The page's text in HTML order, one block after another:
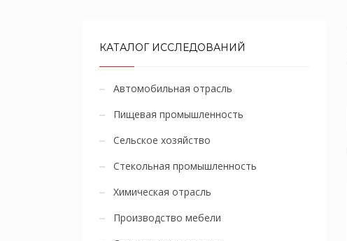
КАТАЛОГ ИССЛЕДОВАНИЙ
Автомобильная отрасль
Пищевая промышленность
Сельское хозяйство
Стекольная промышленность
Химическая отрасль
Производство мебели